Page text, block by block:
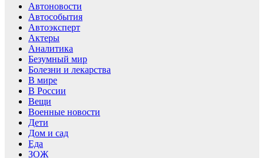
Автоновости
Автособытия
Автоэксперт
Актеры
Аналитика
Безумный мир
Болезни и лекарства
В мире
В России
Вещи
Военные новости
Дети
Дом и сад
Еда
ЗОЖ